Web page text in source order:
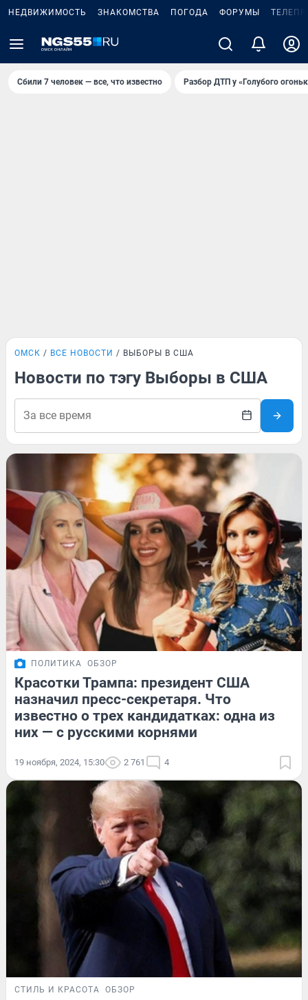
НЕДВИЖИМОСТЬ ЗНАКОМСТВА ПОГОДА ФОРУМЫ
Сбили 7 человек — все, что известно Разбор ДТП у «Голубого
ОМСК ВСЕ НОВОСТИ ВЫБОРЫ В США
Новости по тэгу Выборы в США
ПОЛИТИКА ОБЗОР
Красотки Трампа: президент США
назначил пресс-секретаря. Что
известно о трех кандидатках: одна из
них — с русскими корнями
19 ноября, 2024, 15:30 2 761 4
СТИЛЬ И КРАСОТА ОБЗОР